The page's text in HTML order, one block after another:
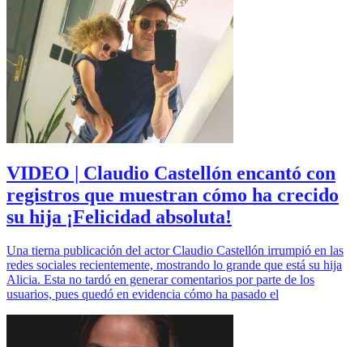
VIDEO | Claudio Castellón encantó con
registros que muestran cómo ha crecido
su hija ¡Felicidad absoluta!
Una tierna publicación del actor Claudio Castellón irrumpió en las
redes sociales recientemente, mostrando lo grande que está su hija
Alicia. Esta no tardó en generar comentarios por parte de los
usuarios, pues quedó en evidencia cómo ha pasado el